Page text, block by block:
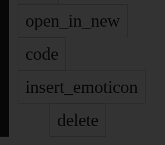
open_in_new
code
insert_emoticon
delete